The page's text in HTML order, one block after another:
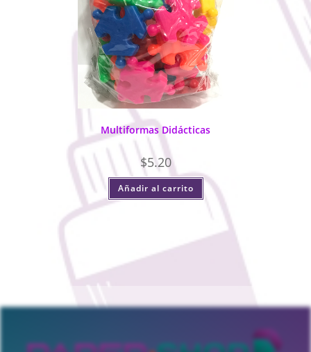
Multiformas Didácticas
$5.20
Añadir al carrito